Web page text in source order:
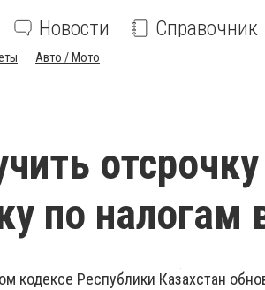
Новости Справочник
Авто / Мото
по налогам
кодексе Республики Казахстан